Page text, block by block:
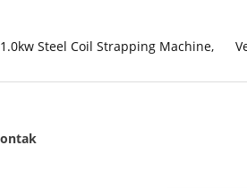
Steel Coil Strapping Machine,